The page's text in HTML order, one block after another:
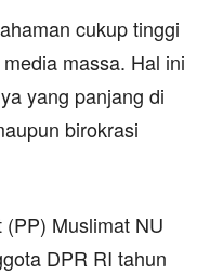
cukup tinggi
massa. Hal ini
yang panjang di
birokrasi
Muslimat NU
DPR RI tahun